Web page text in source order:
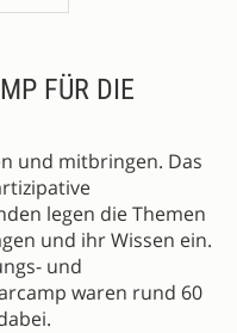
FÜR DIE
und mitbringen. Das
legen die Themen
und ihr Wissen ein.
und
waren rund 60